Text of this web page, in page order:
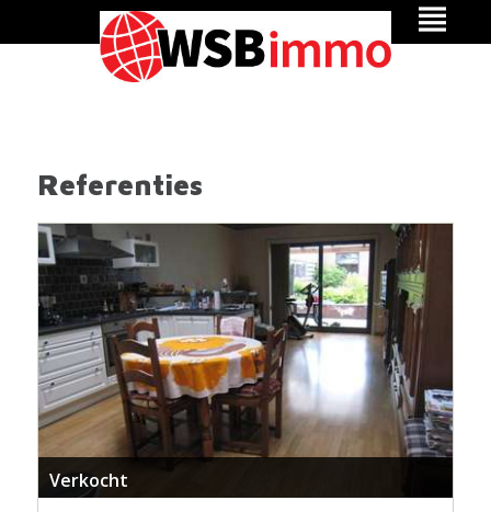
Referenties
Verkocht